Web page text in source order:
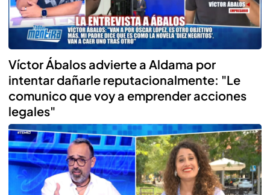
Víctor Ábalos advierte a Aldama por
intentar dañarle reputacionalmente: "Le
comunico que voy a emprender acciones
legales"